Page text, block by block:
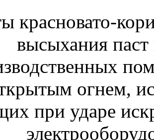
красновато-
высыхания
огнем,
при ударе